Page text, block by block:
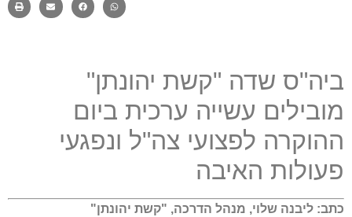
ביה"ס שדה "קשת יהונתן"
מובילים עשייה ערכית ביום
ההוקרה לפצועי צה"ל ונפגעי
פעולות האיבה
כתב: ליבנה שלוי, מנהל הדרכה, "קשת יהונתן"